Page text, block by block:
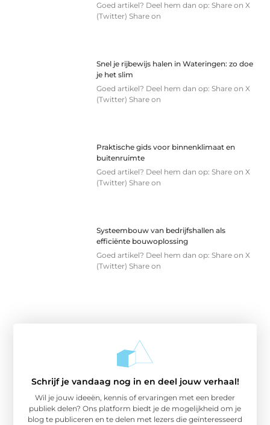
Goed artikel? Deel hem dan op: Share on X
(Twitter) Share on
Snel je rijbewijs halen in Wateringen: zo doe
je het slim
Goed artikel? Deel hem dan op: Share on X
(Twitter) Share on
Praktische gids voor binnenklimaat en
buitenruimte
Goed artikel? Deel hem dan op: Share on X
(Twitter) Share on
Systeembouw van bedrijfshallen als
efficiënte bouwoplossing
Goed artikel? Deel hem dan op: Share on X
(Twitter) Share on
Schrijf je vandaag nog in en deel jouw verhaal!
Wil je jouw ideeën, kennis of ervaringen met een breder
publiek delen? Ons platform biedt je de mogelijkheid om je
blog te publiceren en te delen met lezers die geïnteresseerd